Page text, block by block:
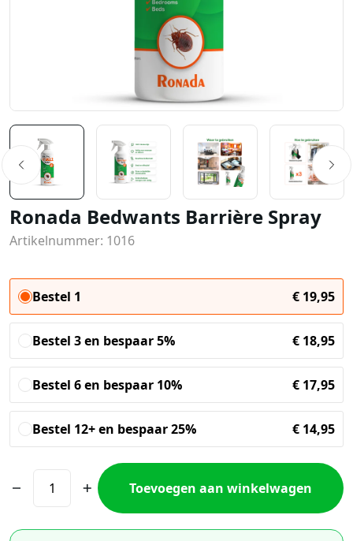
Ronada Bedwants Barrière Spray
Artikelnummer: 1016
Bestel 1 € 19,95
Bestel 3 en bespaar 5% € 18,95
Bestel 6 en bespaar 10% € 17,95
Bestel 12+ en bespaar 25% € 14,95
Toevoegen aan winkelwagen